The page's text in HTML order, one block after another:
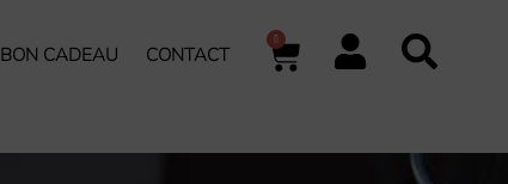
BON CADEAU CONTACT
0